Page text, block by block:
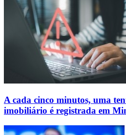
A cada cinco minutos, uma
imobiliário é registrada em